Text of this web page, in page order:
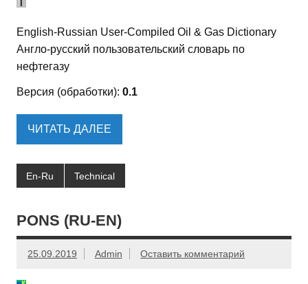
English-Russian User-Compiled Oil & Gas Dictionary
Англо-русский пользовательский словарь по
нефтегазу
Версия (обработки): 0.1
ЧИТАТЬ ДАЛЕЕ
En-Ru Technical
PONS (RU-EN)
25.09.2019 Admin Оставить комментарий